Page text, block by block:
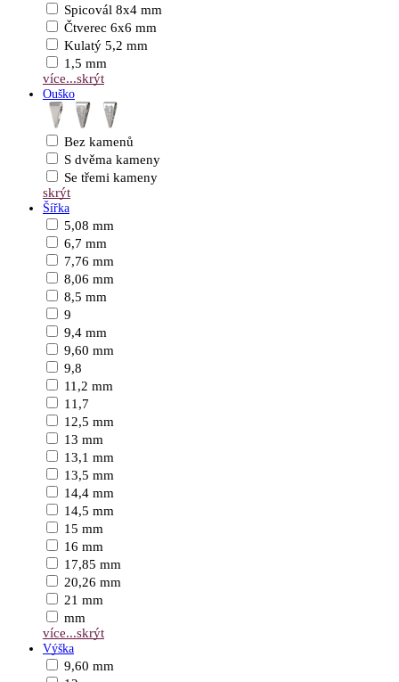
Spicovál 8x4 mm
Čtverec 6x6 mm
Kulatý 5,2 mm
1,5 mm
více...skrýt
Ouško
Bez kamenů
S dvěma kameny
Se třemi kameny
skrýt
Šířka
5,08 mm
6,7 mm
7,76 mm
8,06 mm
8,5 mm
9
9,4 mm
9,60 mm
9,8
11,2 mm
11,7
12,5 mm
13 mm
13,1 mm
13,5 mm
14,4 mm
14,5 mm
15 mm
16 mm
17,85 mm
20,26 mm
21 mm
mm
více...skrýt
Výška
9,60 mm